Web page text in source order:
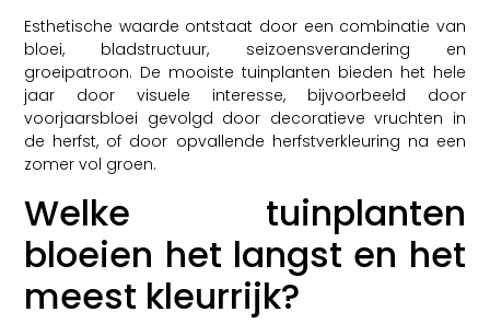
Esthetische waarde ontstaat door een combinatie van
bloei, bladstructuur, seizoensverandering en
groeipatroon. De mooiste tuinplanten bieden het hele
jaar door visuele interesse, bijvoorbeeld door
voorjaarsbloei gevolgd door decoratieve vruchten in
de herfst, of door opvallende herfstverkleuring na een
zomer vol groen.
Welke tuinplanten
bloeien het langst en het
meest kleurrijk?